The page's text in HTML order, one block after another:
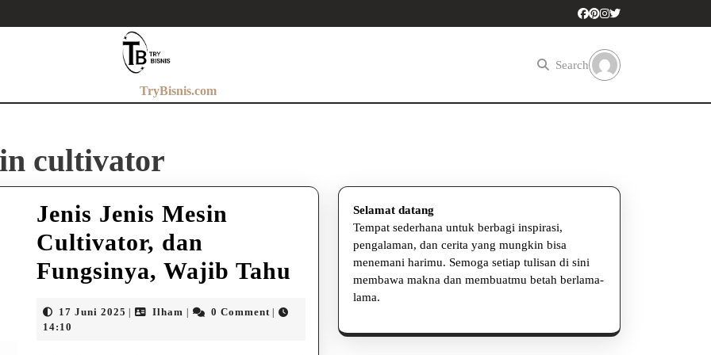
TryBisnis.com
Search
cultivator
Jenis Jenis Mesin
Cultivator, dan
Fungsinya, Wajib Tahu
Mesin
17 Juni 2025 17
Ilham Ilham0 Comment
14:10
Selamat datang
Tempat sederhana untuk berbagi inspirasi,
pengalaman, dan cerita yang mungkin bisa
menemani harimu. Semoga setiap tulisan di sini
membawa makna dan membuatmu betah berlama-
lama.